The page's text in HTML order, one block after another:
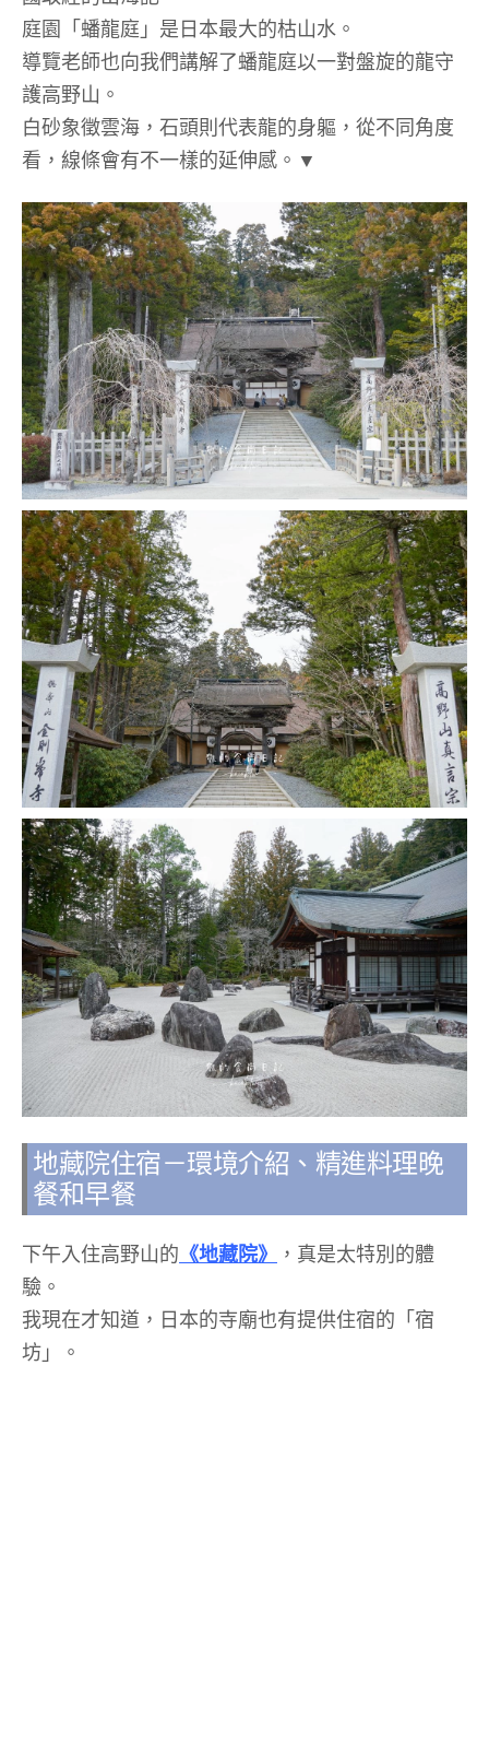
庭園「蟠龍庭」是日本最大的枯山水。
導覽老師也向我們講解了蟠龍庭以一對盤旋的龍守
護高野山。
白砂象徵雲海，石頭則代表龍的身軀，從不同角度
看，線條會有不一樣的延伸感。▼
地藏院住宿－環境介紹、精進料理晚
餐和早餐
下午入住高野山的 《地藏院》
，真是太特別的體
驗。
我現在才知道，日本的寺廟也有提供住宿的「宿
坊」。